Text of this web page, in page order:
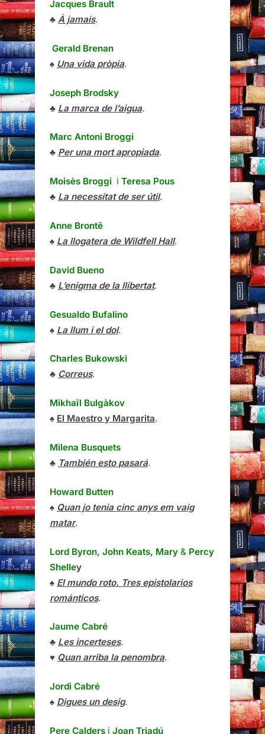
Jacques Brault
♣ À jamais.
Gerald Brenan
♠ Una vida pròpia.
Joseph Brodsky
♣ La marca de l’aigua.
Marc Antoni Broggi
♣ Per una mort apropiada.
Moisès Broggi i Teresa Pous
♣ La necessitat de ser útil.
Anne Brontë
♠ La llogatera de Wildfell Hall.
David Bueno
♣ L’enigma de la llibertat.
Gesualdo Bufalino
♠ La llum i el dol.
Charles Bukowski
♣ Correus.
Mikhaïl Bulgàkov
♠ El Maestro y Margarita.
Milena Busquets
♣ También esto pasará.
Howard Butten
♠ Quan jo tenia cinc anys em vaig
matar.
Lord Byron, John Keats, Mary & Percy
Shelley
♠ El mundo roto. Tres epistolarios
románticos.
Jaume Cabré
♣ Les incerteses.
♥ Quan arriba la penombra.
Jordi Cabré
♠ Digues un desig.
Pere Calders i Joan Triadú